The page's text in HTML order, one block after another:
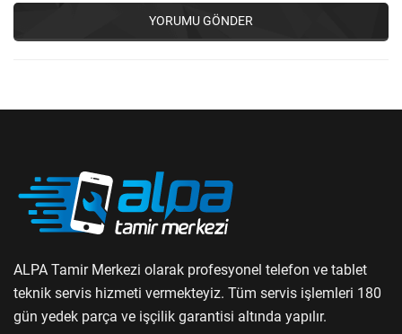
YORUMU GÖNDER
ALPA Tamir Merkezi olarak profesyonel telefon ve tablet
teknik servis hizmeti vermekteyiz. Tüm servis işlemleri 180
gün yedek parça ve işçilik garantisi altında yapılır.